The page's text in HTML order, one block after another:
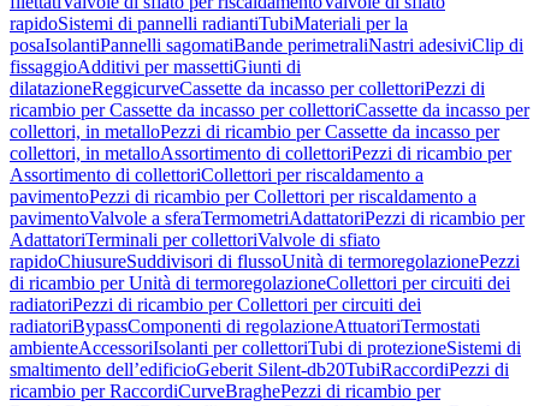
rapidoSistemi di pannelli radiantiTubiMateriali per la
posaIsolantiPannelli sagomatiBande perimetraliNastri adesiviClip di
fissaggioAdditivi per massettiGiunti di
dilatazioneReggicurveCassette da incasso per collettoriPezzi di
ricambio per Cassette da incasso per collettoriCassette da incasso per
collettori, in metalloPezzi di ricambio per Cassette da incasso per
collettori, in metalloAssortimento di collettoriPezzi di ricambio per
Assortimento di collettoriCollettori per riscaldamento a
pavimentoPezzi di ricambio per Collettori per riscaldamento a
pavimentoValvole a sferaTermometriAdattatoriPezzi di ricambio per
AdattatoriTerminali per collettoriValvole di sfiato
rapidoChiusureSuddivisori di flussoUnità di termoregolazionePezzi
di ricambio per Unità di termoregolazioneCollettori per circuiti dei
radiatoriPezzi di ricambio per Collettori per circuiti dei
radiatoriBypassComponenti di regolazioneAttuatoriTermostati
ambienteAccessoriIsolanti per collettoriTubi di protezioneSistemi di
smaltimento dell’edificioGeberit Silent-db20TubiRaccordiPezzi di
ricambio per RaccordiCurveBraghePezzi di ricambio per